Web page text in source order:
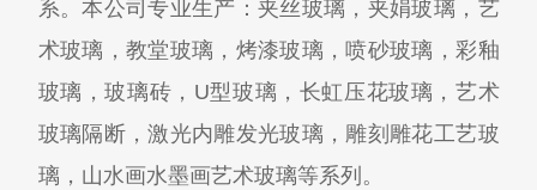
系。本公司专业生产：夹丝玻璃，夹娟玻璃，艺
术玻璃，教堂玻璃，烤漆玻璃，喷砂玻璃，彩釉
玻璃，玻璃砖，U型玻璃，长虹压花玻璃，艺术
玻璃隔断，激光内雕发光玻璃，雕刻雕花工艺玻
璃，山水画水墨画艺术玻璃等系列。